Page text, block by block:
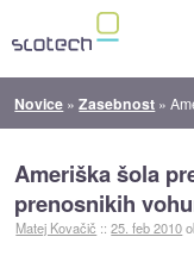
Novice »Zasebnost »
Ameriška šola
prenosnikih
Matej Kovačič ::25. feb 2010